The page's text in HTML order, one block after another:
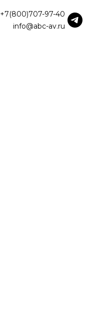
+7(800)707-97-40
info@abc-av.ru